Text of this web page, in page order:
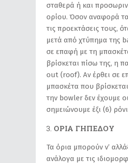
σταθερά ή και
ορίου. Όσον αναφορά
τις προεκτάσεις τους,
μετά από χτύπημα της
σε επαφή με τη
βρίσκεται πίσω της, η
out (roof). Αν έρθει σε
μπασκέτα που
την bowler δεν έχουμε
σημειώνουμε έξι (6)
ΟΡΙΑ ΓΗΠΕΔΟΥ
Τα όρια μπορούν ν’
ανάλογα με τις